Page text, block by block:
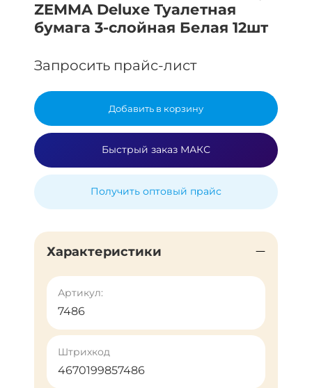
ZEMMA Deluxe Туалетная
бумага 3-слойная Белая 12шт
Запросить прайс-лист
Добавить в корзину
Быстрый заказ МАКС
Получить оптовый прайс
Характеристики
Артикул:
7486
Штрихкод
4670199857486